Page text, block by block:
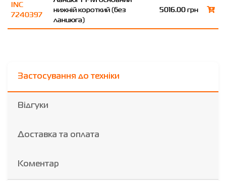
INC
7240397
нижній короткий (без
ланцюга)
5016.00 грн
Застосування до техніки
Відгуки
Доставка та оплата
Коментар